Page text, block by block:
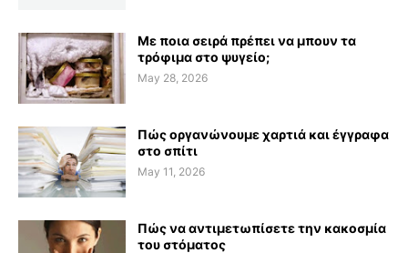
Με ποια σειρά πρέπει να μπουν τα
τρόφιμα στο ψυγείο;
May 28, 2026
Πώς οργανώνουμε χαρτιά και έγγραφα
στο σπίτι
May 11, 2026
Πώς να αντιμετωπίσετε την κακοσμία
του στόματος